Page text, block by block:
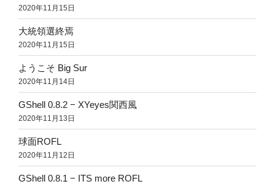
2020年11月15日
大統領選終焉
2020年11月15日
ようこそ Big Sur
2020年11月14日
GShell 0.8.2 − XYeyes関西風
2020年11月13日
球面ROFL
2020年11月12日
GShell 0.8.1 − ITS more ROFL